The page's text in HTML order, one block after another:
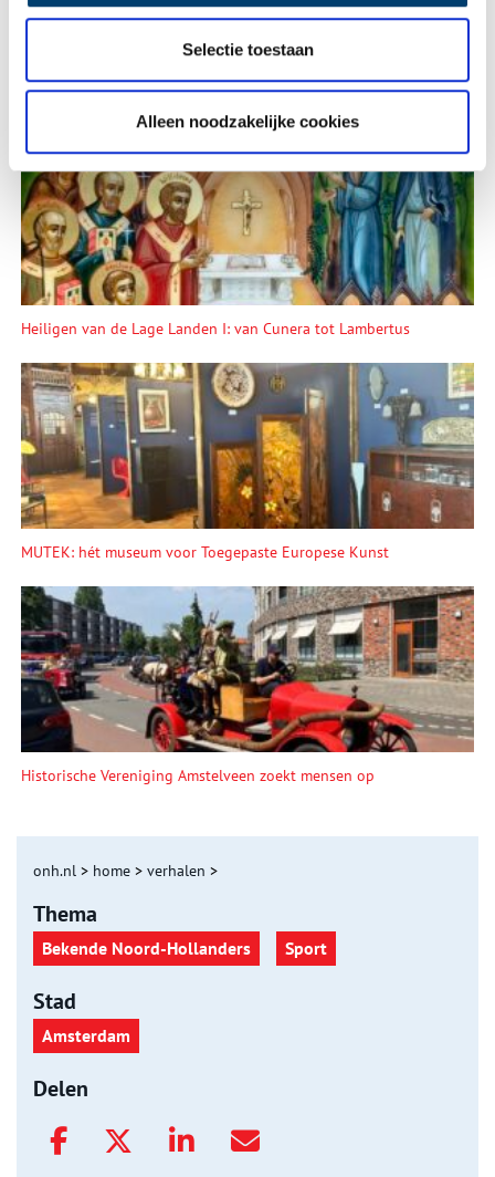
Selectie toestaan
Alleen noodzakelijke cookies
Lees meer verhalen
Heiligen van de Lage Landen I: van Cunera tot Lambertus
MUTEK: hét museum voor Toegepaste Europese Kunst
Historische Vereniging Amstelveen zoekt mensen op
onh.nl > home > verhalen >
Thema
Bekende Noord-Hollanders Sport
Stad
Amsterdam
Delen